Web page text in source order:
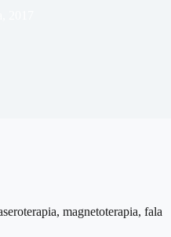
magnetoterapia, fala